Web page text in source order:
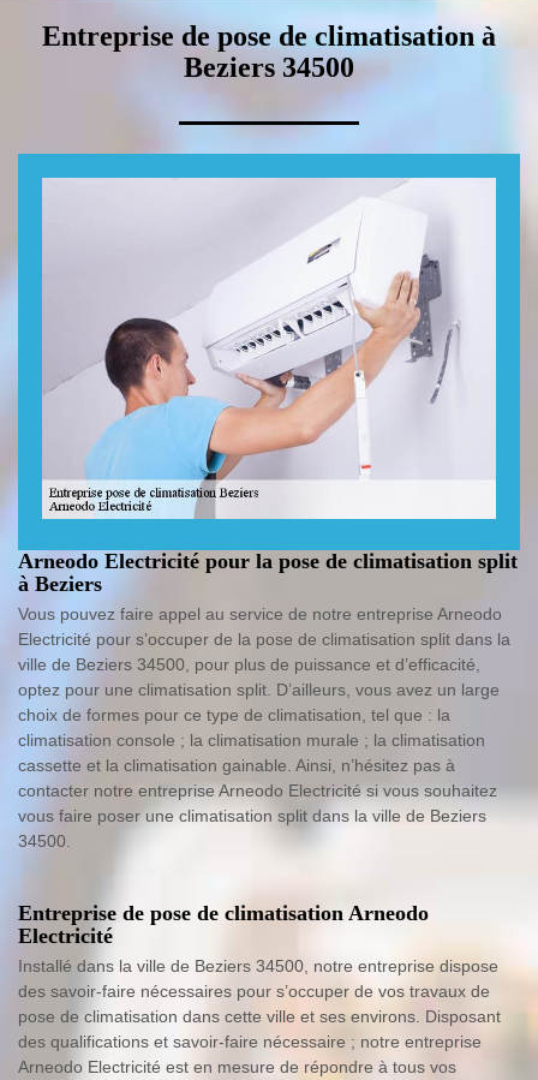
Entreprise de pose de climatisation à
Beziers 34500
Arneodo Electricité pour la pose de climatisation split
à Beziers
Vous pouvez faire appel au service de notre entreprise Arneodo
Electricité pour s’occuper de la pose de climatisation split dans la
ville de Beziers 34500, pour plus de puissance et d’efficacité,
optez pour une climatisation split. D’ailleurs, vous avez un large
choix de formes pour ce type de climatisation, tel que : la
climatisation console ; la climatisation murale ; la climatisation
cassette et la climatisation gainable. Ainsi, n’hésitez pas à
contacter notre entreprise Arneodo Electricité si vous souhaitez
vous faire poser une climatisation split dans la ville de Beziers
34500.
Entreprise de pose de climatisation Arneodo
Electricité
Installé dans la ville de Beziers 34500, notre entreprise dispose
des savoir-faire nécessaires pour s’occuper de vos travaux de
pose de climatisation dans cette ville et ses environs. Disposant
des qualifications et savoir-faire nécessaire ; notre entreprise
Arneodo Electricité est en mesure de répondre à tous vos